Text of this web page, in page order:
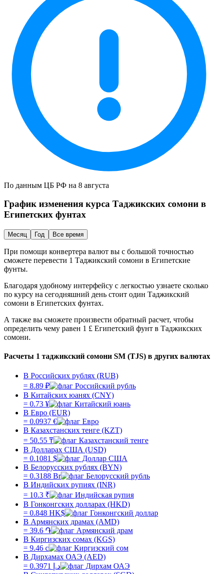
По данным ЦБ РФ на 8 августа
График изменения курса Таджикских сомони в
Египетских фунтах
Месяц Год Все время
При помощи конвертера валют вы с большой точностью
сможете перевести 1 Таджикский сомони в Египетские
фунты.
Благодаря удобному интерфейсу с легкостью узнаете сколько
по курсу на сегодняшний день стоит один Таджикский
сомони в Египетских фунтах.
А также вы сможете произвести обратный расчет, чтобы
определить чему равен 1 £ Египетский фунт в Таджикских
сомони.
Расчеты 1 таджикский сомони SM (TJS) в других валютах
В Российских рублях (RUB)
= 8.89 ₽
В Китайских юанях (CNY)
= 0.73 ¥
В Евро (EUR)
= 0.0937 €
В Казахстанских тенге (KZT)
= 50.55 ₸
В Долларах США (USD)
= 0.1081 $
В Белорусских рублях (BYN)
= 0.3188 Br
В Индийских рупиях (INR)
= 10.3 ₹
В Гонконгских долларах (HKD)
= 0.848 HK$
В Армянских драмах (AMD)
= 39.6 ֏
В Киргизских сомах (KGS)
= 9.46 с
В Дирхамах ОАЭ (AED)
= 0.3971
د.إ